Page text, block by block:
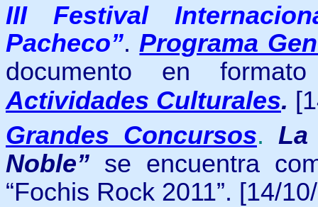
III Festival
Pacheco”. Programa
documento en
Actividades Culturales.
Grandes Concursos. La
Noble” se encuentra
“Fochis Rock 2011”. [14/